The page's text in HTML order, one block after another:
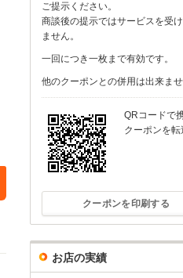
ご提示ください。
商談後の提示ではサービスを受
ません。
一回につき一枚まで有効です。
他のクーポンとの併用は出来ませ
QRコードで
クーポンを転
クーポンを印刷する
お店の実績